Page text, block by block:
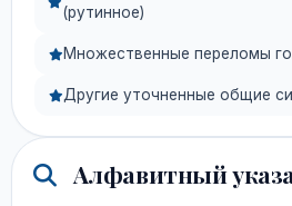
(рутинное)
Множественные переломы
Другие уточненные общие
Алфавитный